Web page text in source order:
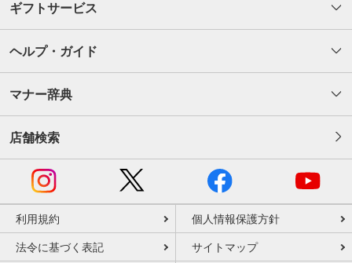
ギフトサービス
ヘルプ・ガイド
マナー辞典
店舗検索
利用規約 個人情報保護方針
法令に基づく表記 サイトマップ